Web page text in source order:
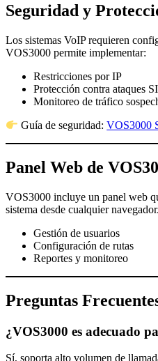
Seguridad y
Los sistemas VoIP requieren
VOS3000 permite implementar:
Restricciones por IP
Protección contra ataques
Monitoreo de tráfico
Guía de seguridad:VOS3000
Panel Web de
VOS3000 incluye un panel web
sistema desde cualquier navegador.
Gestión de usuarios
Configuración de rutas
Reportes y monitoreo
Preguntas
¿VOS3000 es adecuado
Sí, soporta alto volumen de